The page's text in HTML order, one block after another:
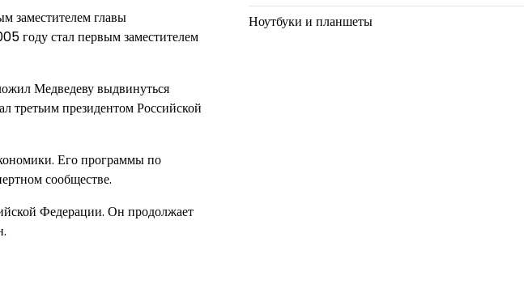
заместителем главы
году стал первым заместителем
Медведеву выдвинуться
третьим президентом Российской
Его программы по
сообществе.
Федерации. Он продолжает
Ноутбуки и планшеты